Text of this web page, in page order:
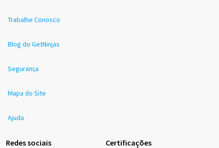
Trabalhe Conosco
Blog do GetNinjas
Segurança
Mapa do Site
Ajuda
Redes sociais Certificações